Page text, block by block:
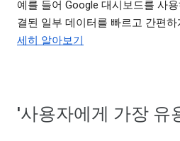
예를 들어 Google 대시보드를 사
결된 일부 데이터를 빠르고 간편
세히 알아보기
'사용자에게 가장 유